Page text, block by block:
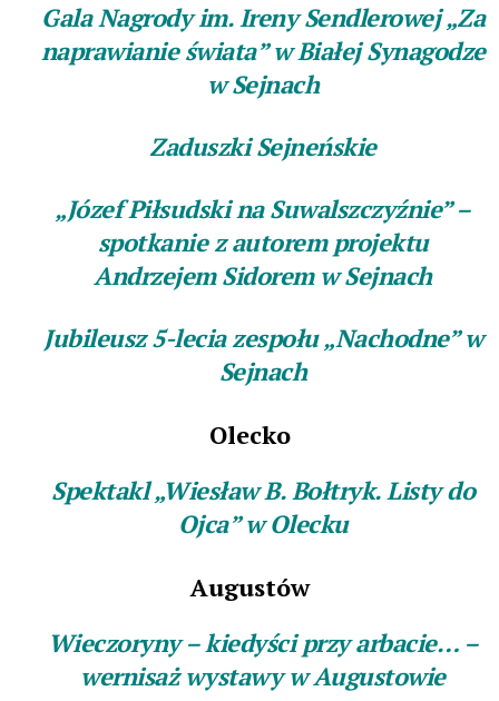
Gala Nagrody im. Ireny Sendlerowej „Za
naprawianie świata” w Białej Synagodze
w Sejnach
Zaduszki Sejneńskie
„Józef Piłsudski na Suwalszczyźnie” –
spotkanie z autorem projektu
Andrzejem Sidorem w Sejnach
Jubileusz 5-lecia zespołu „Nachodne” w
Sejnach
Olecko
Spektakl „Wiesław B. Bołtryk. Listy do
Ojca” w Olecku
Augustów
Wieczoryny – kiedyści przy arbacie… –
wernisaż wystawy w Augustowie